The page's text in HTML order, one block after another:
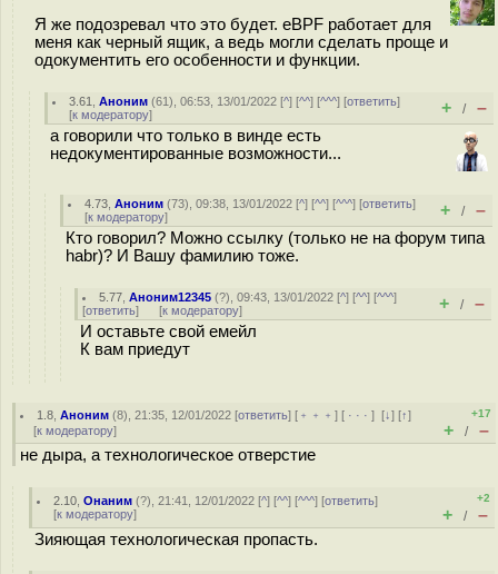
Я же подозревал что это будет. eBPF работает для
меня как черный ящик, а ведь могли сделать проще и
одокументить его особенности и функции.
3.61 ,Аноним (61), 06:53, 13/01/2022 [^] [^^] [^^^] [ответить]
[к модератору] + / –
а говорили что только в винде есть
недокументированные возможности...
4.73 ,Аноним (73), 09:38, 13/01/2022 [^] [^^] [^^^] [ответить]
[к модератору] + / –
Кто говорил? Можно ссылку (только не на форум типа
habr)? И Вашу фамилию тоже.
5.77 ,Аноним12345 (?), 09:43, 13/01/2022 [^] [^^] [^^^]
[ответить] [к модератору] + / –
И оставьте свой емейл
К вам приедут
1.8 ,Аноним (8), 21:35, 12/01/2022 [ответить] [ ﹢﹢﹢] [ · · ·][↓] [↑]
[к модератору]
+17
+ / –
не дыра, а технологическое отверстие
2.10 ,Онаним (?), 21:41, 12/01/2022 [^] [^^] [^^^] [ответить]
[к модератору]
+2
+ / –
Зияющая технологическая пропасть.